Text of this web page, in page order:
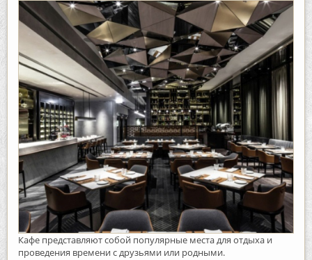
Кафе представляют собой популярные места для отдыха и
проведения времени с друзьями или родными.